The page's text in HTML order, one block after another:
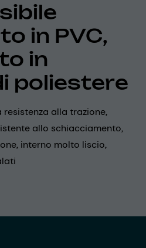
in PVC,
in
poliestere
alla trazione,
allo schiacciamento,
interno molto liscio,